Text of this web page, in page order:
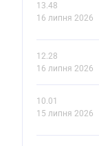
13.48
16 липня 2026
12.28
16 липня 2026
10.01
15 липня 2026